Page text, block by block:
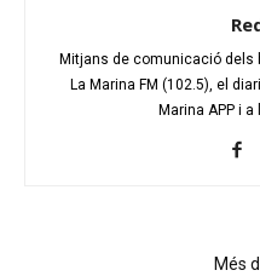
Mitjans de comunicació dels
La Marina FM (102.5), el
Marina APP i
Més